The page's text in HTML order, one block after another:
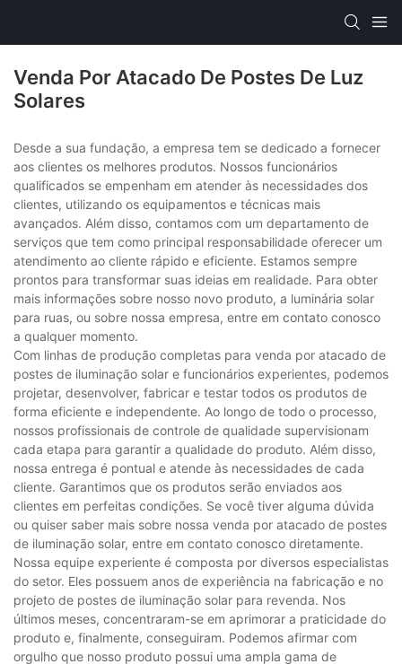
Venda Por Atacado De Postes De Luz
Solares
Desde a sua fundação, a empresa tem se dedicado a fornecer
aos clientes os melhores produtos. Nossos funcionários
qualificados se empenham em atender às necessidades dos
clientes, utilizando os equipamentos e técnicas mais
avançados. Além disso, contamos com um departamento de
serviços que tem como principal responsabilidade oferecer um
atendimento ao cliente rápido e eficiente. Estamos sempre
prontos para transformar suas ideias em realidade. Para obter
mais informações sobre nosso novo produto, a luminária solar
para ruas, ou sobre nossa empresa, entre em contato conosco
a qualquer momento.
Com linhas de produção completas para venda por atacado de
postes de iluminação solar e funcionários experientes, podemos
projetar, desenvolver, fabricar e testar todos os produtos de
forma eficiente e independente. Ao longo de todo o processo,
nossos profissionais de controle de qualidade supervisionam
cada etapa para garantir a qualidade do produto. Além disso,
nossa entrega é pontual e atende às necessidades de cada
cliente. Garantimos que os produtos serão enviados aos
clientes em perfeitas condições. Se você tiver alguma dúvida
ou quiser saber mais sobre nossa venda por atacado de postes
de iluminação solar, entre em contato conosco diretamente.
Nossa equipe experiente é composta por diversos especialistas
do setor. Eles possuem anos de experiência na fabricação e no
projeto de postes de iluminação solar para revenda. Nos
últimos meses, concentraram-se em aprimorar a praticidade do
produto e, finalmente, conseguiram. Podemos afirmar com
orgulho que nosso produto possui uma ampla gama de